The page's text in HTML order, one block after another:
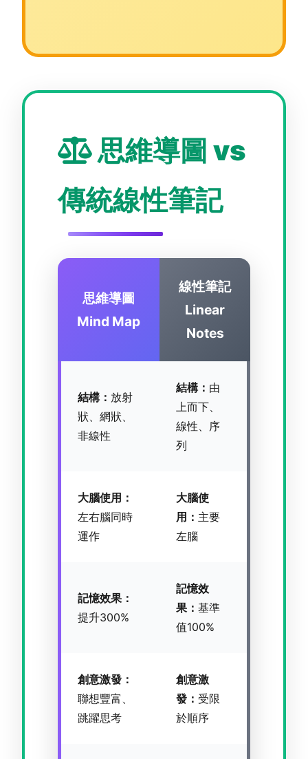
思維導圖 vs
傳統線性筆記
思維導圖
Mind Map
線性筆記
Linear
Notes
結構： 放射
狀、網狀、
非線性
結構： 由
上而下、
線性、序
列
大腦使用：
左右腦同時
運作
大腦使
用： 主要
左腦
記憶效果：
提升300%
記憶效
果： 基準
值100%
創意激發：
聯想豐富、
跳躍思考
創意激
發： 受限
於順序